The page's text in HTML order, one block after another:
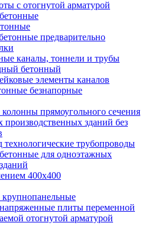
с отогнутой арматурой
предварительно
каналы, тоннели и трубы
бетонный
элементы каналов
безнапорные
прямоугольного сечения
производственных зданий без
трубопроводы
для одноэтажных
400х400
плиты переменной
отогнутой арматурой